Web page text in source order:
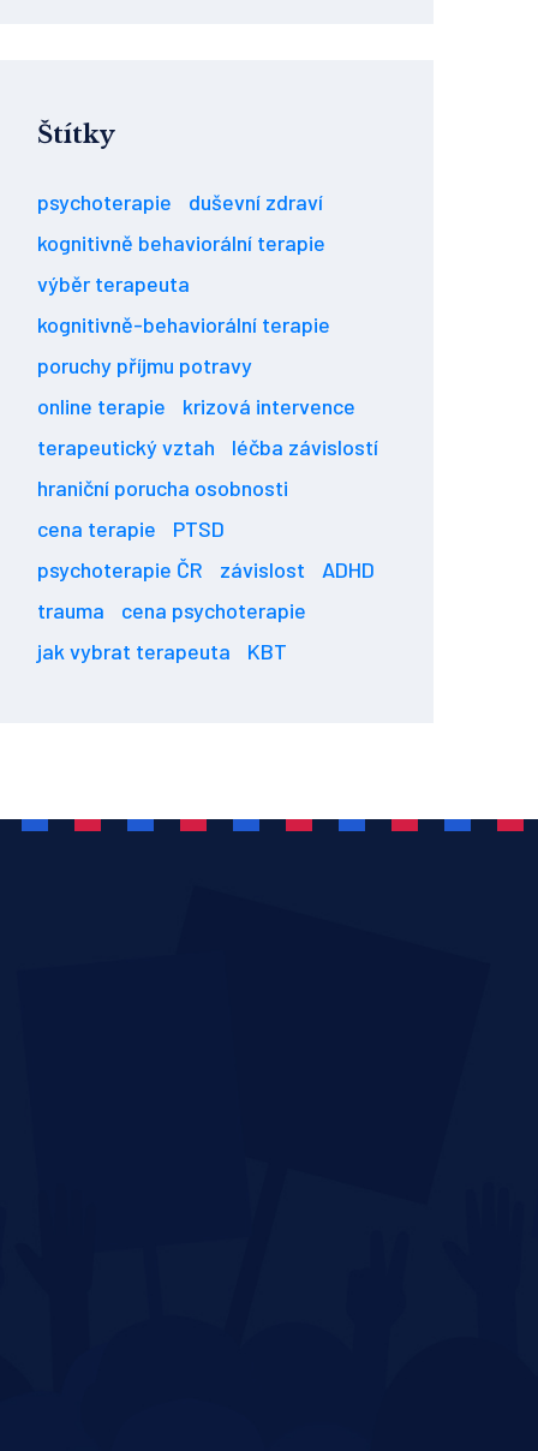
Štítky
psychoterapie
duševní zdraví
kognitivně behaviorální terapie
výběr terapeuta
kognitivně-behaviorální terapie
poruchy příjmu potravy
online terapie
krizová intervence
terapeutický vztah
léčba závislostí
hraniční porucha osobnosti
cena terapie
PTSD
psychoterapie ČR
závislost
ADHD
trauma
cena psychoterapie
jak vybrat terapeuta
KBT